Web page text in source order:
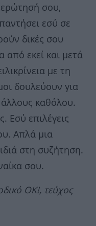
σου,
εσύ σε
δικές σου
από εκεί και μετά
με τη
δουλεύουν για
καθόλου.
Εσύ επιλέγεις
Απλά μια
στη συζήτηση.
σου.
ΟΚ!, τεύχος